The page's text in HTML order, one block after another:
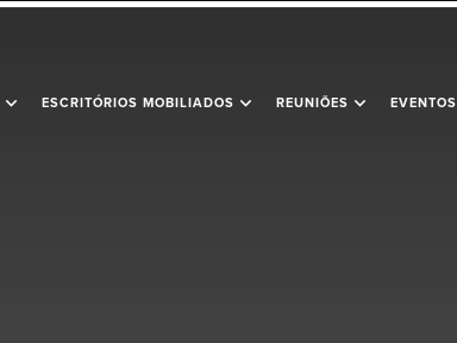
expand_more ESCRITÓRIOS MOBILIADOS expand_more REUNIÕES expand_more EVENTOS